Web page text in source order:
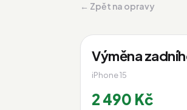
← Zpět na opravy
Výměna
iPhone 15
2 490 Kč